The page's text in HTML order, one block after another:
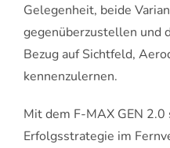
Gelegenheit, beide
gegenüberzustellen und
Bezug auf Sichtfeld,
kennenzulernen.
Mit dem F-MAX GEN 2.0
Erfolgsstrategie im